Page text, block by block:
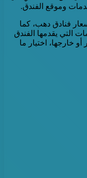
وموقع الفندق.
فنادق دهب، كما
التي يقدمها الفندق
خارجها، اختيار ما